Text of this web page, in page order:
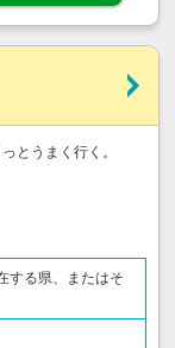
とうまく行く。
する県、またはそ